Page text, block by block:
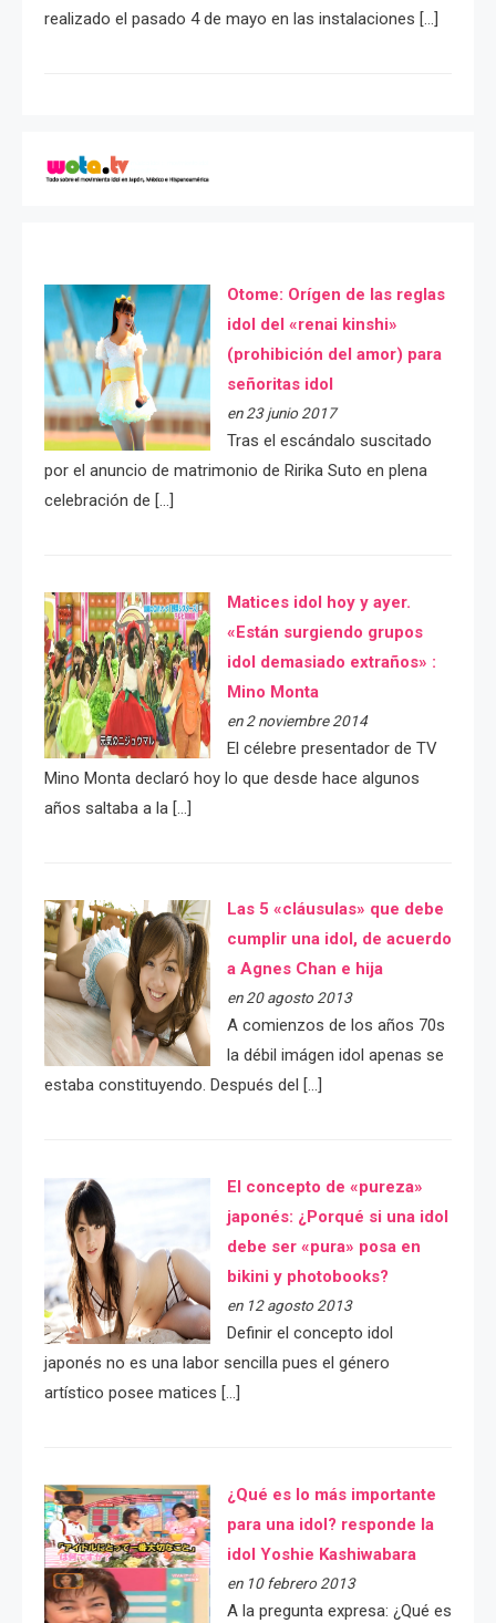
realizado el pasado 4 de mayo en las instalaciones […]
Otome: Orígen de las reglas
idol del «renai kinshi»
(prohibición del amor) para
señoritas idol
en 23 junio 2017
Tras el escándalo suscitado
por el anuncio de matrimonio de Ririka Suto en plena
celebración de […]
Matices idol hoy y ayer.
«Están surgiendo grupos
idol demasiado extraños» :
Mino Monta
en 2 noviembre 2014
El célebre presentador de TV
Mino Monta declaró hoy lo que desde hace algunos
años saltaba a la […]
Las 5 «cláusulas» que debe
cumplir una idol, de acuerdo
a Agnes Chan e hija
en 20 agosto 2013
A comienzos de los años 70s
la débil imágen idol apenas se
estaba constituyendo. Después del […]
El concepto de «pureza»
japonés: ¿Porqué si una idol
debe ser «pura» posa en
bikini y photobooks?
en 12 agosto 2013
Definir el concepto idol
japonés no es una labor sencilla pues el género
artístico posee matices […]
¿Qué es lo más importante
para una idol? responde la
idol Yoshie Kashiwabara
en 10 febrero 2013
A la pregunta expresa: ¿Qué es